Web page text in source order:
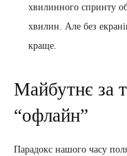
хвилинного спринту
хвилин. Але без
краще.
Майбутнє за
“офлайн”
Парадокс нашого часу